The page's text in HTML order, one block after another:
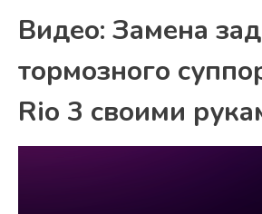
Видео: Замена
тормозного
Rio 3 своими